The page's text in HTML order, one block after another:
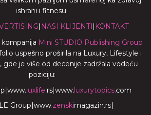
ishrani i fitnesu.
| NASI KLIJENTI | KONTAKT
kompanija Mini STUDIO Publishing Group
uspešno proširila na Luxury, Lifestyle i
je više od decenije zadržala vodeću
poziciju:
|www.luxlife.rs|www.luxurytopics.com
Group|www.zenskimagazin.rs|